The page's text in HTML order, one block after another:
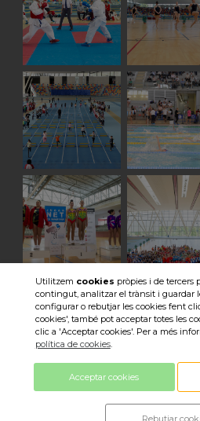
Veure totes les
© 2018 Consell Esportiu Sabadell ·
Utilitzem cookies pròpies i de tercers
contingut, analitzar el trànsit i guardar
configurar o rebutjar les cookies fent
cookies', també pot acceptar totes les
clic a 'Acceptar cookies'. Per a més
política de cookies.
Acceptar cookies
Rebutjar